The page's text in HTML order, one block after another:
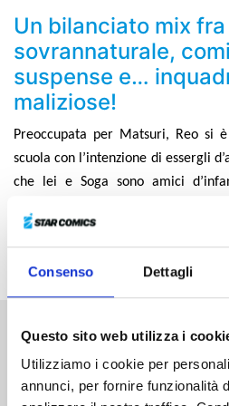
Consenso Dettagli
Questo sito web utilizza i
Utilizziamo i cookie per
annunci, per fornire funzionalità
Un bilanciato mix
sovrannaturale,
suspense e…
maliziose!
Preoccupata per Matsuri, Reo si
scuola con l’intenzione di essergli
che lei e Soga sono amici
si ritrovano in balia dei suoi
Altri volumi